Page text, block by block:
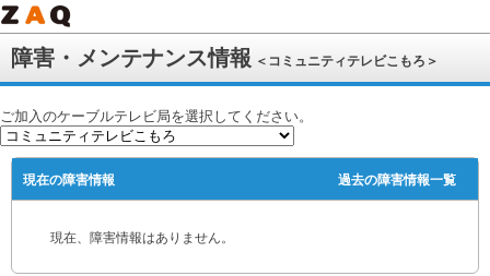
障害・メンテナンス情報 ＜コミュニティテレビこもろ＞
ご加入のケーブルテレビ局を選択してください。
過去の障害情報一覧
現在の障害情報
現在、障害情報はありません。